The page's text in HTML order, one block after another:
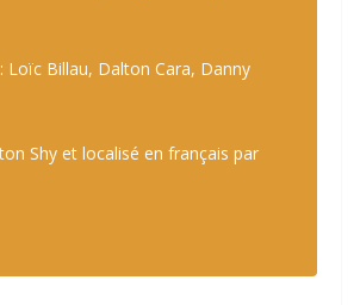
Loïc Billau, Dalton Cara, Danny
Shy et localisé en français par